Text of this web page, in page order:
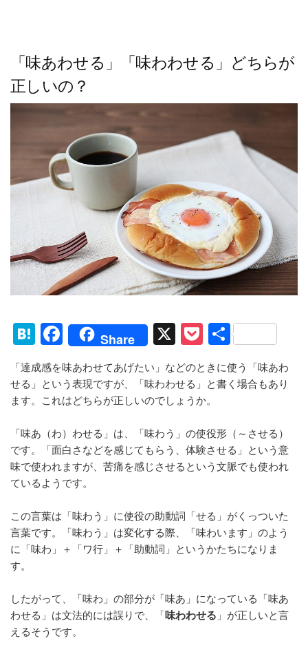
「味あわせる」「味わわせる」どちらが
正しいの？
H
at
e
n
F
a
c
e
o
o
k
Share X
P
ck
et
共
「達成感を味あわせてあげたい」などのときに使う「味あわ
せる」という表現ですが、「味わわせる」と書く場合もあり
ます。これはどちらが正しいのでしょうか。
「味あ（わ）わせる」は、「味わう」の使役形（～させる）
です。「面白さなどを感じてもらう、体験させる」という意
味で使われますが、苦痛を感じさせるという文脈でも使われ
ているようです。
この言葉は「味わう」に使役の助動詞「せる」がくっついた
言葉です。「味わう」は変化する際、「味わいます」のよう
に「味わ」＋「ワ行」＋「助動詞」というかたちになりま
す。
したがって、「味わ」の部分が「味あ」になっている「味あ
わせる」は文法的には誤りで、「味わわせる 」が正しいと言
えるそうです。